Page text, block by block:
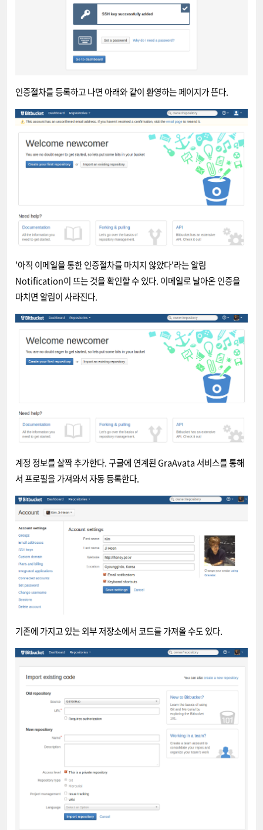
인증절차를 등록하고 나면 아래와 같이 환영하는 페이지가 뜬다.
'아직 이메일을 통한 인증절차를 마치지 않았다'라는알림
Notification이 뜨는 것을 확인할 수 있다. 이메일로 날아온 인증을
마치면 알림이 사라진다.
계정 정보를 살짝 추가한다. 구글에 연계된 GraAvata 서비스를 통해
서 프로필을가져와서 자동 등록한다.
기존에 가지고 있는 외부 저장소에서 코드를 가져올 수도 있다.